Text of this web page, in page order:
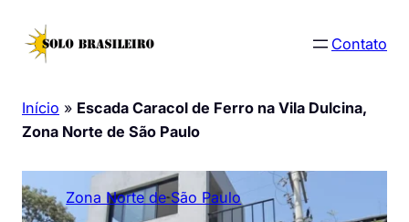
para
Contato
Início » Escada Caracol de Ferro na Vila Dulcina,
Zona Norte de São Paulo
Zona Norte de São Paulo